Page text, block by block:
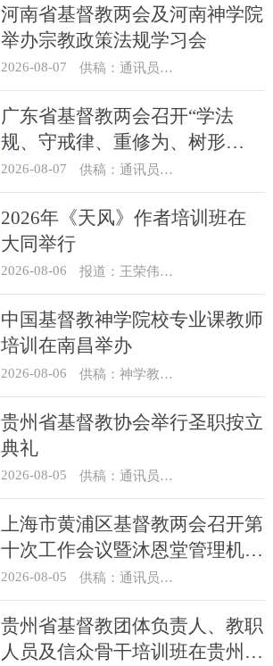
河南省基督教两会及河南神学院
举办宗教政策法规学习会
2026-08-07 供稿：通讯员 靳新元
广东省基督教两会召开“学法
规、守戒律、重修为、树形
象”教育活动总结会议
2026-08-07 供稿：通讯员 汪浩
2026年《天风》作者培训班在
大同举行
2026-08-06 报道：王荣伟 摄影：冯谦
中国基督教神学院校专业课教师
培训在南昌举办
2026-08-06 供稿：神学教育部
贵州省基督教协会举行圣职按立
典礼
2026-08-05 供稿：通讯员 杨菁
上海市黄浦区基督教两会召开第
十次工作会议暨沐恩堂管理机构
七月份联席会议
2026-08-05 供稿：通讯员 景健美
贵州省基督教团体负责人、教职
人员及信众骨干培训班在贵州圣